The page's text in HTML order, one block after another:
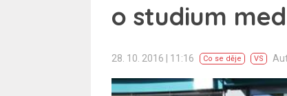
o studium
28. 10. 2016 | 11:16 Co se děje VS